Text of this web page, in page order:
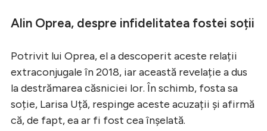
Alin Oprea, despre infidelitatea fostei soții
Potrivit lui Oprea, el a descoperit aceste relații
extraconjugale în 2018, iar această revelație a dus
la destrămarea căsniciei lor. În schimb, fosta sa
soție, Larisa Uță, respinge aceste acuzații și afirmă
că, de fapt, ea ar fi fost cea înșelată.